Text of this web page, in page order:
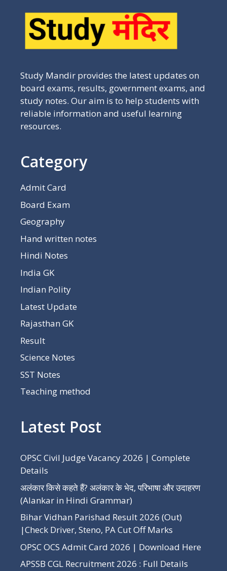
Study Mandir provides the latest updates on
board exams, results, government exams, and
study notes. Our aim is to help students with
reliable information and useful learning
resources.
Category
Admit Card
Board Exam
Geography
Hand written notes
Hindi Notes
India GK
Indian Polity
Latest Update
Rajasthan GK
Result
Science Notes
SST Notes
Teaching method
Latest Post
OPSC Civil Judge Vacancy 2026 | Complete
Details
अलंकार किसे कहते हैं? अलंकार के भेद, परिभाषा और उदाहरण
(Alankar in Hindi Grammar)
Bihar Vidhan Parishad Result 2026 (Out)
|Check Driver, Steno, PA Cut Off Marks
OPSC OCS Admit Card 2026 | Download Here
APSSB CGL Recruitment 2026 : Full Details